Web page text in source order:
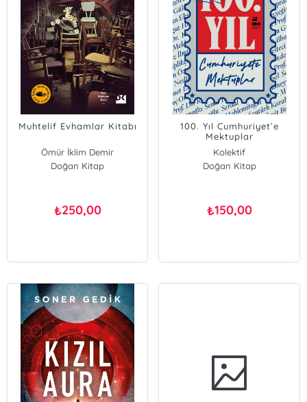
Muhtelif Evhamlar Kitabı
Ömür İklim Demir
Doğan Kitap
₺250,00
100. Yıl Cumhuriyet’e
Mektuplar
Kolektif
Doğan Kitap
₺150,00